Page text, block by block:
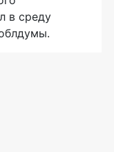
в среду